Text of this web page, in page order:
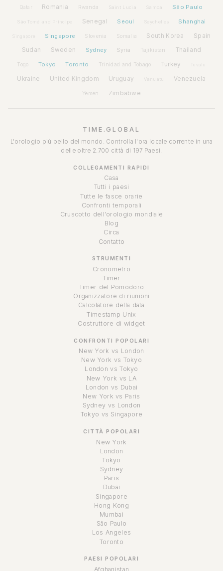
Qatar Romania Rwanda Saint Lucia Samoa São Paulo
São Tomé and Príncipe Senegal Seoul Seychelles Shanghai
Singapore Slovenia Somalia South Korea Spain
Sudan Sweden Sydney Syria Tajikistan Thailand
Togo Tokyo Toronto Trinidad and Tobago Turkey Tuvalu
Ukraine United Kingdom Uruguay Vanuatu Venezuela
Yemen Zimbabwe
TIME.GLOBAL
L'orologio più bello del mondo. Controlla l'ora locale corrente in una
delle oltre 2.700 città di 197 Paesi.
COLLEGAMENTI RAPIDI
Casa
Tutti i paesi
Tutte le fasce orarie
Confronti temporali
Cruscotto dell'orologio mondiale
Blog
Circa
Contatto
STRUMENTI
Cronometro
Timer
Timer del Pomodoro
Organizzatore di riunioni
Calcolatore della data
Timestamp Unix
Costruttore di widget
CONFRONTI POPOLARI
New York vs London
New York vs Tokyo
London vs Tokyo
New York vs LA
London vs Dubai
New York vs Paris
Sydney vs London
Tokyo vs Singapore
CITTÀ POPOLARI
New York
London
Tokyo
Sydney
Paris
Dubai
Singapore
Hong Kong
Mumbai
São Paulo
Los Angeles
Toronto
PAESI POPOLARI
Afghanistan